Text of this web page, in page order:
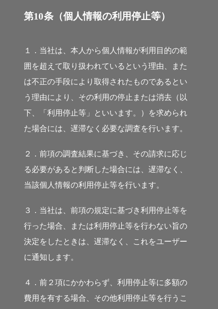
第10条（個人情報の利用停止等）
１．当社は、本人から個人情報が利用目的の範
囲を超えて取り扱われているという理由、また
は不正の手段により取得されたものであるとい
う理由により、その利用の停止または消去（以
下、「利用停止等」といいます。）を求められ
た場合には、遅滞なく必要な調査を行います。
２．前項の調査結果に基づき、その請求に応じ
る必要があると判断した場合には、遅滞なく、
当該個人情報の利用停止等を行います。
３．当社は、前項の規定に基づき利用停止等を
行った場合、または利用停止等を行わない旨の
決定をしたときは、遅滞なく、これをユーザー
に通知します。
４．前２項にかかわらず、利用停止等に多額の
費用を有する場合、その他利用停止等を行うこ